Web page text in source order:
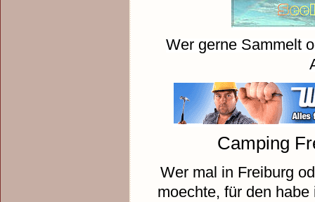
Wer gerne Sammelt
Camping
Wer mal in Freiburg
moechte, für den